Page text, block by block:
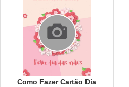
Como Fazer Cartão Dia